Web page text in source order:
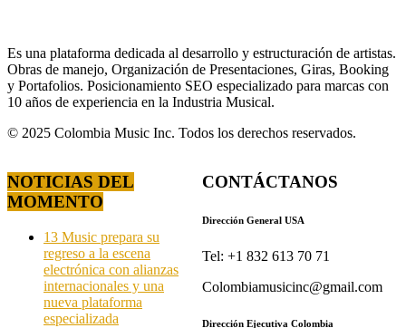
Es una plataforma dedicada al desarrollo y estructuración de artistas.
Obras de manejo, Organización de Presentaciones, Giras, Booking
y Portafolios. Posicionamiento SEO especializado para marcas con
10 años de experiencia en la Industria Musical.
© 2025 Colombia Music Inc. Todos los derechos reservados.
NOTICIAS DEL
MOMENTO
13 Music prepara su
regreso a la escena
electrónica con alianzas
internacionales y una
nueva plataforma
especializada
CONTÁCTANOS
Dirección General USA
Tel: +1 832 613 70 71
Colombiamusicinc@gmail.com
Dirección Ejecutiva Colombia